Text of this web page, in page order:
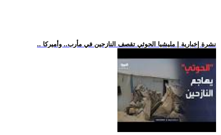
.. نشرة إخبارية | مليشيا الحوثي تقصف النازحين في مأرب.. وأميركا